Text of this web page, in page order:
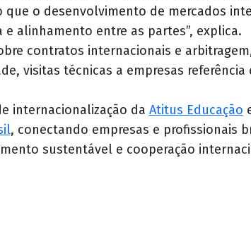
o desenvolvimento de mercados
alinhamento entre as partes”, explica.
contratos internacionais e
visitas técnicas a empresas
internacionalização da Atitus Educação
, conectando empresas e profissionais
sustentável e cooperação